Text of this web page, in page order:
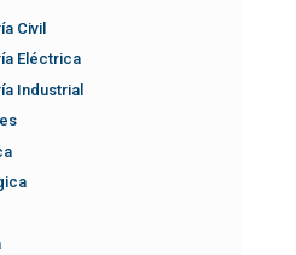
Civil
Eléctrica
Industrial